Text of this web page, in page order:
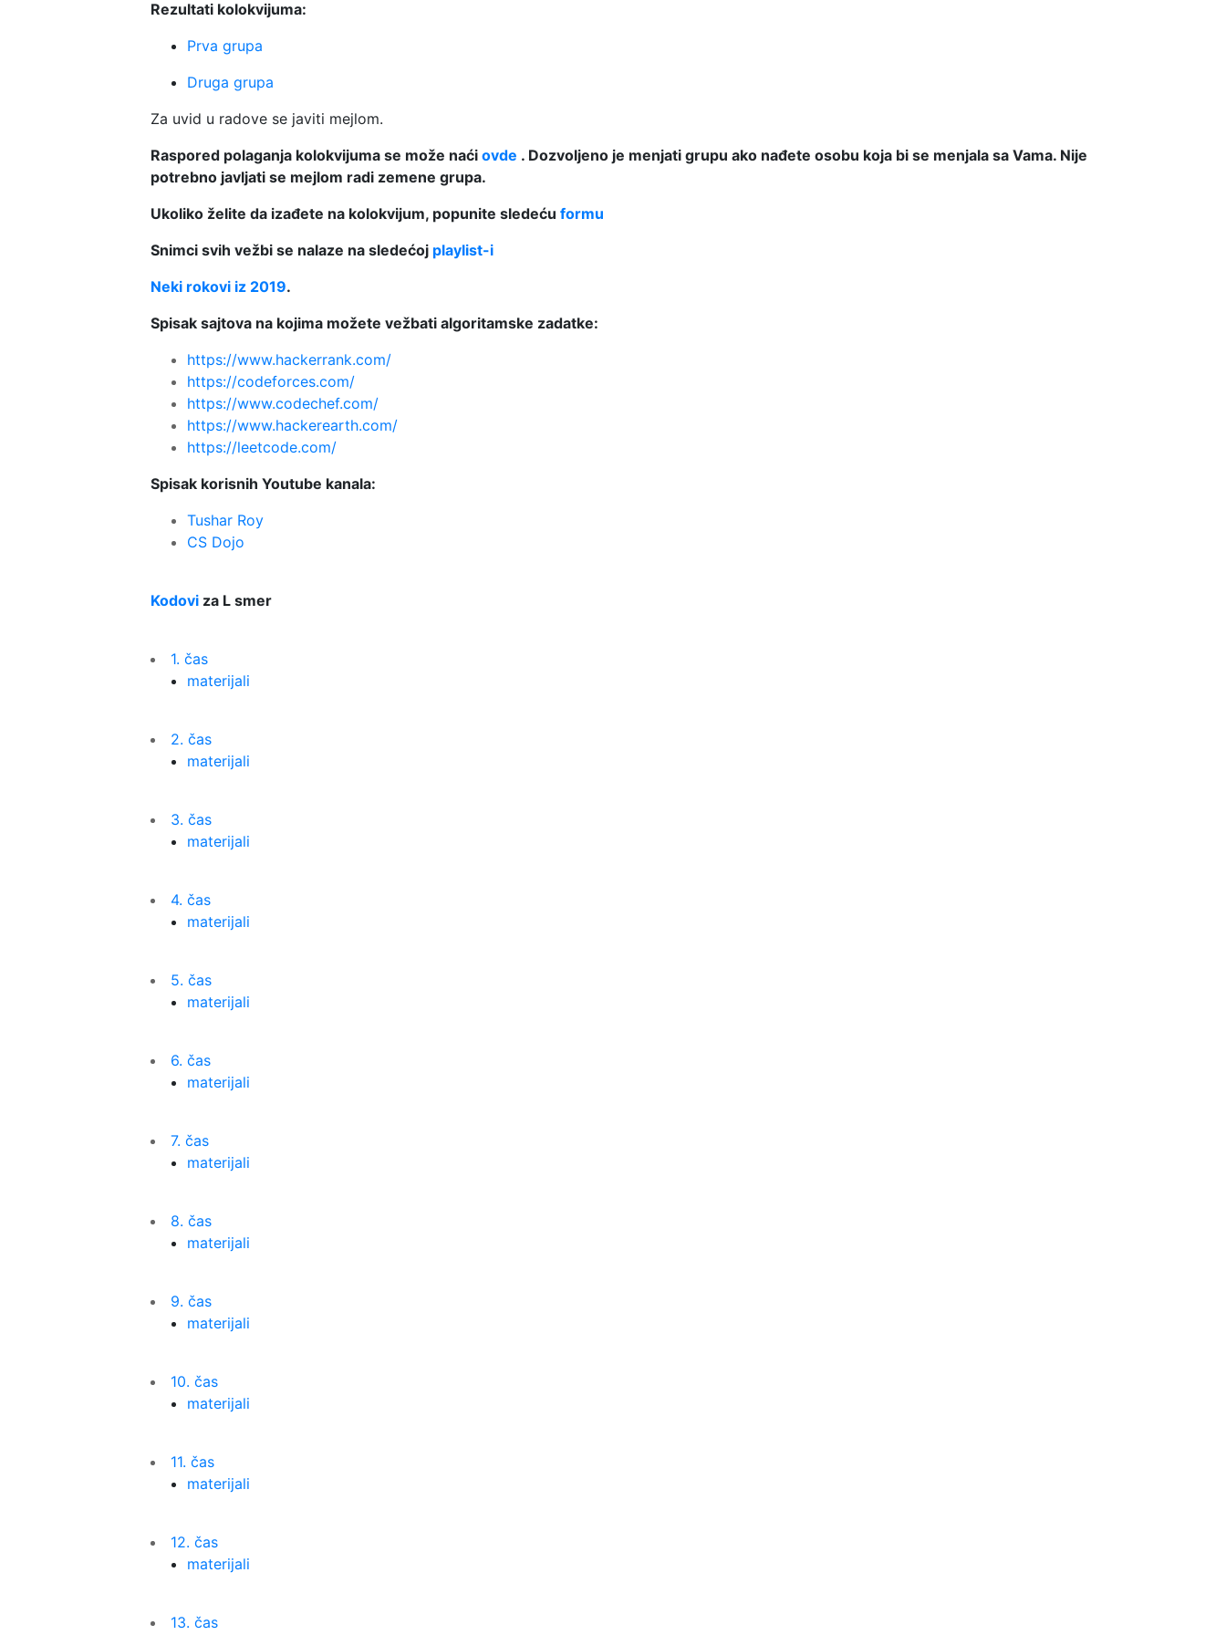
Rezultati kolokvijuma:
Prva grupa
Druga grupa
Za uvid u radove se javiti mejlom.
Raspored polaganja kolokvijuma se može naći ovde . Dozvoljeno je menjati grupu ako nađete osobu koja bi se menjala sa Vama. Nije
potrebno javljati se mejlom radi zemene grupa.
Ukoliko želite da izađete na kolokvijum, popunite sledeću formu
Snimci svih vežbi se nalaze na sledećoj playlist-i
Neki rokovi iz 2019.
Spisak sajtova na kojima možete vežbati algoritamske zadatke:
https://www.hackerrank.com/
https://codeforces.com/
https://www.codechef.com/
https://www.hackerearth.com/
https://leetcode.com/
Spisak korisnih Youtube kanala:
Tushar Roy
CS Dojo
Kodovi za L smer
1. čas
materijali
2. čas
materijali
3. čas
materijali
4. čas
materijali
5. čas
materijali
6. čas
materijali
7. čas
materijali
8. čas
materijali
9. čas
materijali
10. čas
materijali
11. čas
materijali
12. čas
materijali
13. čas